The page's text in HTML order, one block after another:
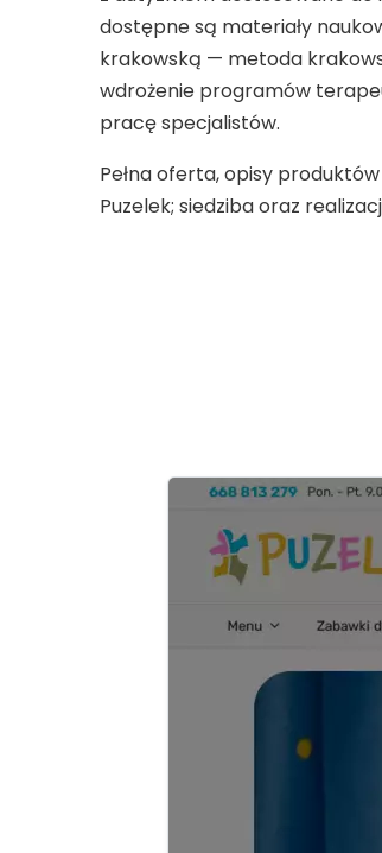
dostępne są materiały
krakowską — metoda
wdrożenie programów
pracę specjalistów.
Pełna oferta, opisy
Puzelek; siedziba oraz